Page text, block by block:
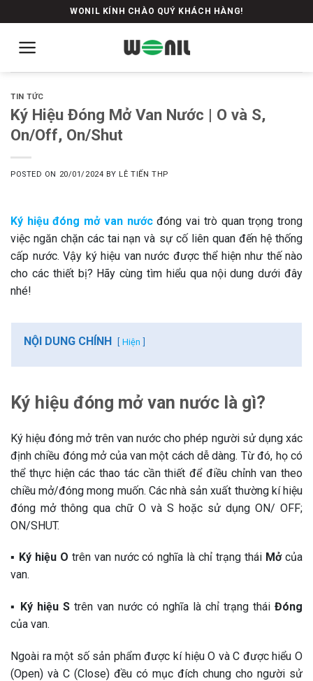
to
content
WONIL KÍNH CHÀO QUÝ KHÁCH HÀNG!
TIN TỨC
Ký Hiệu Đóng Mở Van Nước | O và S,
On/Off, On/Shut
POSTED ON 20/01/2024 BY LÊ TIẾN THP
Ký hiệu đóng mở van nướcđóng vai trò quan trọng trong
việc ngăn chặn các tai nạn và sự cố liên quan đến hệ thống
cấp nước. Vậy ký hiệu van nước được thể hiện như thế nào
cho các thiết bị? Hãy cùng tìm hiểu qua nội dung dưới đây
nhé!
NỘI DUNG CHÍNH Hiện
Ký hiệu đóng mở van nước là gì?
Ký hiệu đóng mở trên van nước cho phép người sử dụng xác
định chiều đóng mở của van một cách dễ dàng. Từ đó, họ có
thể thực hiện các thao tác cần thiết để điều chỉnh van theo
chiều mở/đóng mong muốn. Các nhà sản xuất thường kí hiệu
đóng mở thông qua chữ O và S hoặc sử dụng ON/ OFF;
ON/SHUT.
▪️ Ký hiệu O trên van nước có nghĩa là chỉ trạng thái Mởcủa
van.
▪️ Ký hiệu S trên van nước có nghĩa là chỉ trạng thái Đóng
của van.
Ngoài ra một số sản phẩm được kí hiệu O và C được hiểu O
(Open) và C (Close) đều có mục đích chung cho người sử